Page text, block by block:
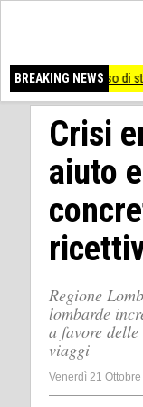
BREAKING NEWS
smesso di stare dalla
Crisi
aiuto
Regione
lombarde
a favore
viaggi
Venerdì 21